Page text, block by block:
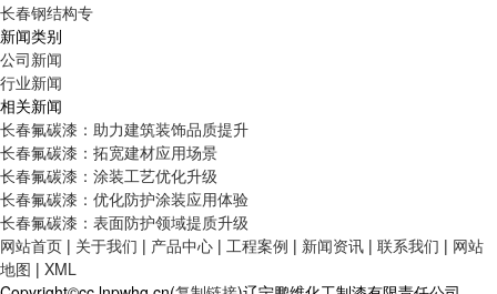
长春钢结构专
新闻类别
公司新闻
行业新闻
相关新闻
长春氟碳漆：助力建筑装饰品质提升
长春氟碳漆：拓宽建材应用场景
长春氟碳漆：涂装工艺优化升级
长春氟碳漆：优化防护涂装应用体验
长春氟碳漆：表面防护领域提质升级
网站首页 | 关于我们 | 产品中心 | 工程案例 | 新闻资讯 | 联系我们 | 网站
地图 | XML